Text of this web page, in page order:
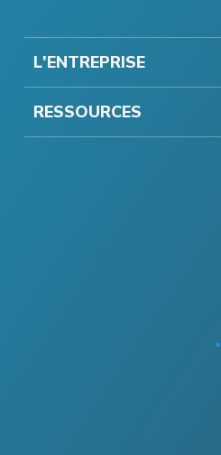
L'ENTREPRISE
RESSOURCES